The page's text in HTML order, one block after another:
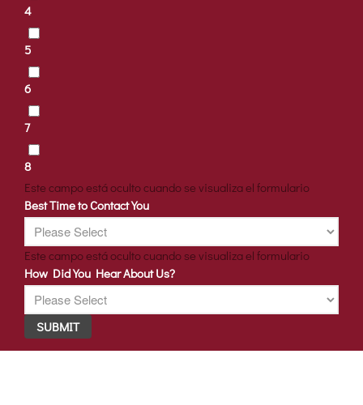
4
5
6
7
8
Este campo está oculto cuando se visualiza el formulario
Best Time to Contact You
Este campo está oculto cuando se visualiza el formulario
How Did You Hear About Us?
SUBMIT